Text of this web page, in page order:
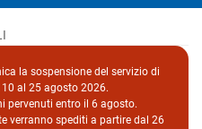
la sospensione del servizio di
al 25 agosto 2026.
pervenuti entro il 6 agosto.
verranno spediti a partire dal 26